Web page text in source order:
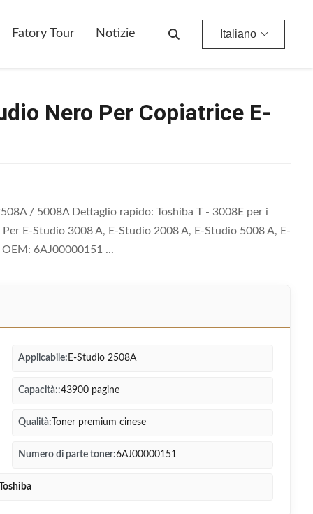
Fatory Tour Notizie Italiano
Nero Per Copiatrice E-
/ 5008A Dettaglio rapido: Toshiba T - 3008E per i
E-Studio 3008 A, E-Studio 2008 A, E-Studio 5008 A, E-
6AJ00000151 ...
Applicabile: E-Studio 2508A
Capacità::43900 pagine
Qualità: Toner premium cinese
Numero di parte toner:6AJ00000151